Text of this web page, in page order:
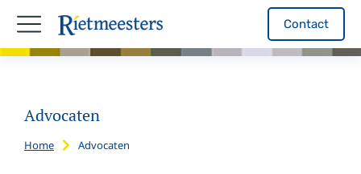
Contact
Advocaten
Je bent hier:
Home Advocaten